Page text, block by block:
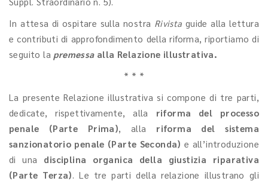
In attesa di ospitare sulla nostra Rivista guide alla lettura
e contributi di approfondimento della riforma, riportiamo di
seguito la premessaalla Relazione illustrativa.
* * *
La presente Relazione illustrativa si compone di tre parti,
dedicate, rispettivamente, alla riforma del processo
penale (Parte Prima), alla riforma del sistema
sanzionatorio penale (Parte Seconda) e all’introduzione
di una disciplina organica della giustizia riparativa
(Parte Terza). Le tre parti della relazione illustrano gli